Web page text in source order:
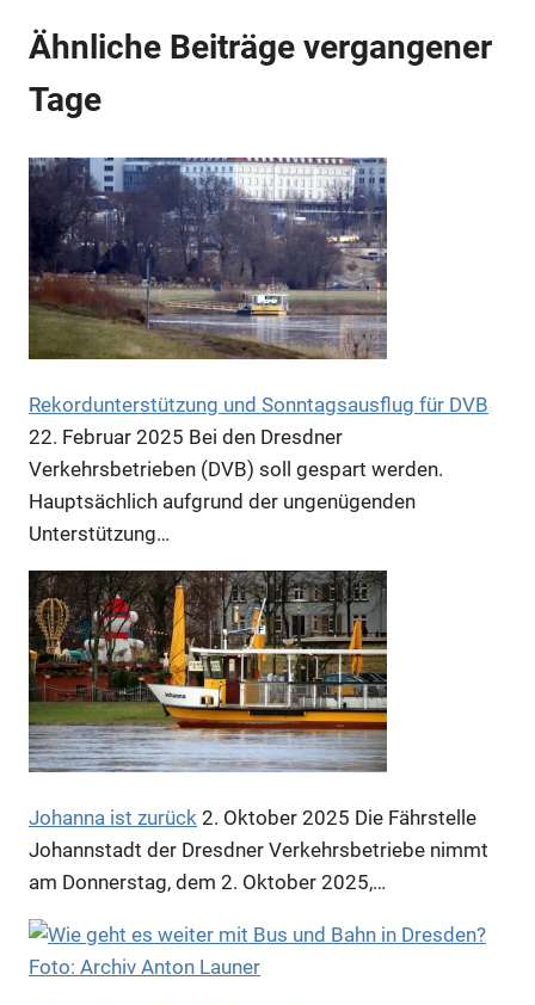
Anzeige
Anzeige
Anzeige
Ähnliche Beiträge vergangener
Tage
Rekordunterstützung und Sonntagsausflug für DVB
22. Februar 2025 Bei den Dresdner
Verkehrsbetrieben (DVB) soll gespart werden.
Hauptsächlich aufgrund der ungenügenden
Unterstützung…
Johanna ist zurück 2. Oktober 2025 Die Fährstelle
Johannstadt der Dresdner Verkehrsbetriebe nimmt
am Donnerstag, dem 2. Oktober 2025,…